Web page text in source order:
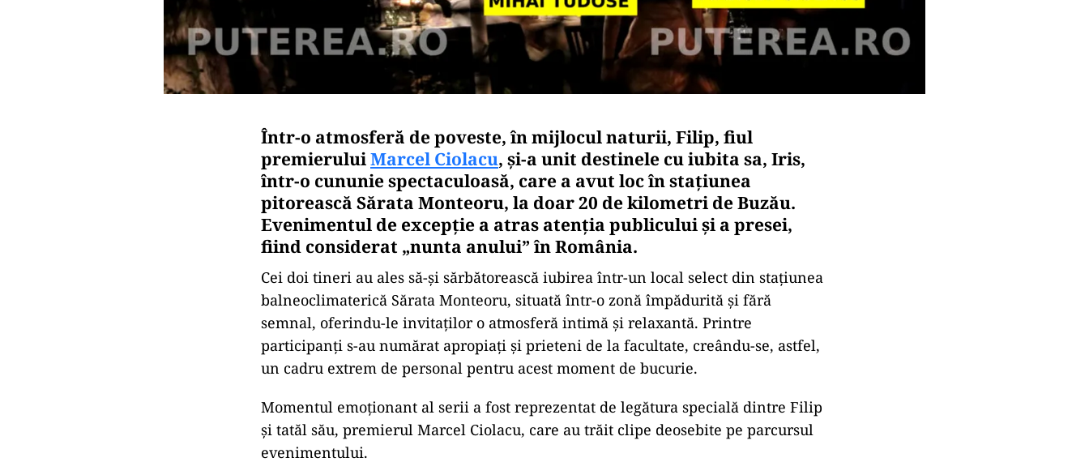
Într-o atmosferă de poveste, în mijlocul naturii, Filip, fiul
premieruluiMarcel Ciolacu, și-a unit destinele cu iubita sa, Iris,
într-o cununie spectaculoasă, care a avut loc în stațiunea
pitorească Sărata Monteoru, la doar 20 de kilometri de Buzău.
Evenimentul de excepție a atras atenția publicului și a presei,
fiind considerat „nunta anului” în România.
Cei doi tineri au ales să-și sărbătorească iubirea într-un local select din stațiunea
balneoclimaterică Sărata Monteoru, situată într-o zonă împădurită și fără
semnal, oferindu-le invitaților o atmosferă intimă și relaxantă. Printre
participanți s-au numărat apropiați și prieteni de la facultate, creându-se, astfel,
un cadru extrem de personal pentru acest moment de bucurie.
Momentul emoționant al serii a fost reprezentat de legătura specială dintre Filip
și tatăl său, premierul Marcel Ciolacu, care au trăit clipe deosebite pe parcursul
evenimentului.